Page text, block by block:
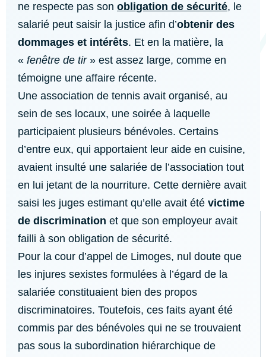
ne respecte pas son obligation de sécurité, le
salarié peut saisir la justice afin d’obtenir des
dommages et intérêts. Et en la matière, la
« fenêtre de tir» est assez large, comme en
témoigne une affaire récente.
Une association de tennis avait organisé, au
sein de ses locaux, une soirée à laquelle
participaient plusieurs bénévoles. Certains
d’entre eux, qui apportaient leur aide en cuisine,
avaient insulté une salariée de l’association tout
en lui jetant de la nourriture. Cette dernière avait
saisi les juges estimant qu’elle avait été victime
de discrimination et que son employeur avait
failli à son obligation de sécurité.
Pour la cour d’appel de Limoges, nul doute que
les injures sexistes formulées à l’égard de la
salariée constituaient bien des propos
discriminatoires. Toutefois, ces faits ayant été
commis par des bénévoles qui ne se trouvaient
pas sous la subordination hiérarchique de